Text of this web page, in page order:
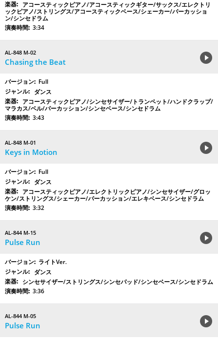
アコースティックピアノ/アコースティックギター/サックス/エレクトリ
ックピアノ/ストリングス/アコースティックベース/シェーカー/パーカッショ
ン/シンセドラム
3:34
AL-848 M-02
Chasing the Beat
Full
ダンス
アコースティックピアノ/シンセサイザー/トランペット/ハンドクラップ/
マラカス/ベル/パーカッション/シンセベース/シンセドラム
3:43
AL-848 M-01
Keys in Motion
Full
ダンス
アコースティックピアノ/エレクトリックピアノ/シンセサイザー/グロッ
ケン/ストリングス/シェーカー/パーカッション/エレキベース/シンセドラム
3:32
AL-844 M-15
Pulse Run
ライトVer.
ダンス
シンセサイザー/ストリングス/シンセパッド/シンセベース/シンセドラム
3:36
AL-844 M-05
Pulse Run